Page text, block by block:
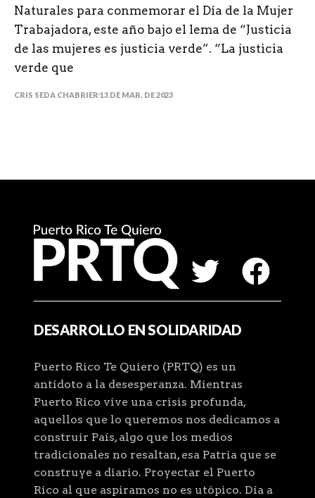
Naturales para conmemorar el Día de la Mujer
Trabajadora, este año bajo el lema de “Justicia
de las mujeres es justicia verde”. “La justicia
verde que
CRIS SEDA CHABRIER 13 DE MAR. DE 2023
DESARROLLO EN SOLIDARIDAD
Puerto Rico Te Quiero (PRTQ) es un
antídoto a la desesperanza. Mientras
Puerto Rico vive una crisis profunda,
aquellos que lo queremos nos dedicamos a
construir País, algo que los medios
tradicionales no resaltan, esa Patria que se
construye a diario. Proyectar el Puerto
Rico al que aspiramos no es utópico. Día a